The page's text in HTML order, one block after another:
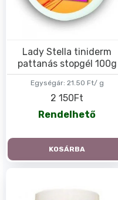
Egységár: 21.50 Ft/ g
Lady Stella tiniderm
pattanás stopgél 100g
2 150Ft
Rendelhető
KOSÁRBA